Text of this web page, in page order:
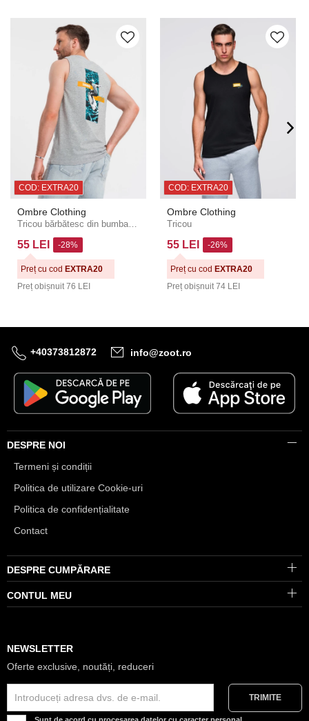
COD: EXTRA20
Ombre Clothing
Tricou bărbătesc din bumbac cu imprimeu Summer Vibe Îmbrăcăminte Ombre
55 LEI
Preț obișnuit 76 LEI
-28%
Preț cu cod EXTRA20
COD: EXTRA20
Ombre Clothing
Tricou
55 LEI
Preț obișnuit 74 LEI
-26%
Preț cu cod EXTRA20
+40373812872 info@zoot.ro
DESPRE NOI
Termeni și condiții
Politica de utilizare Cookie-uri
Politica de confidențialitate
Contact
DESPRE CUMPĂRARE
CONTUL MEU
NEWSLETTER
Oferte exclusive, noutăți, reduceri